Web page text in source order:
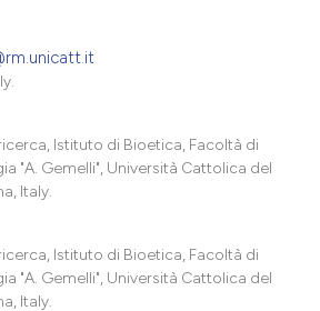
Istituto di Bioetica, Facoltà di
"A. Gemelli", Università Cattolica del
Italy.
Istituto di Bioetica, Facoltà di
"A. Gemelli", Università Cattolica del
Italy.